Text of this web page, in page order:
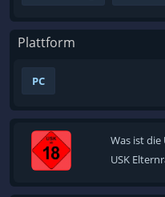
Plattform
PC
Was ist die
USK